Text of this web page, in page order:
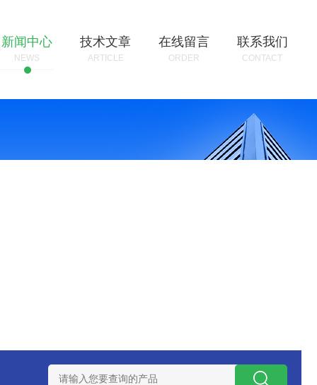
新闻中心
NEWS
技术文章
ARTICLE
在线留言
ORDER
联系我们
CONTACT
温实验用热失重马弗炉 实验室小型高温马弗炉 陶瓷纤维